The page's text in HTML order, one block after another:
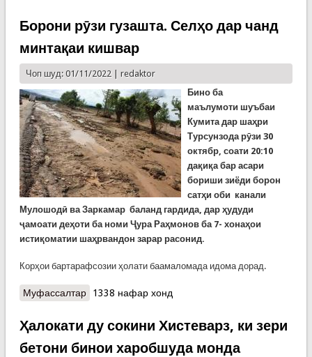
Борони рӯзи гузашта. Селҳо дар чанд
минтақаи кишвар
Чоп шуд: 01/11/2022 | redaktor
Бино ба
маълумоти шуъбаи
Кумита дар шаҳри
Турсунзода рӯзи 30
октябр, соати 20:10
дақиқабар асари
бориши зиёди борон
сатҳи оби канали
Мулошодӣ ва Заркамар баланд гардида, дар ҳудуди
ҷамоати деҳоти ба номи Ҷура Раҳмонов ба 7- хонаҳои
истиқоматии шаҳрвандон зарар расонид.
Корҳои бартарафсозии ҳолати баамаломада идома дорад.
Муфассалтаро Борони рӯзи гузашта. Селҳо дар чанд
1338 нафар хонд
Ҳалокати ду сокини Хистеварз, ки зери
бетони бинои харобшуда монда